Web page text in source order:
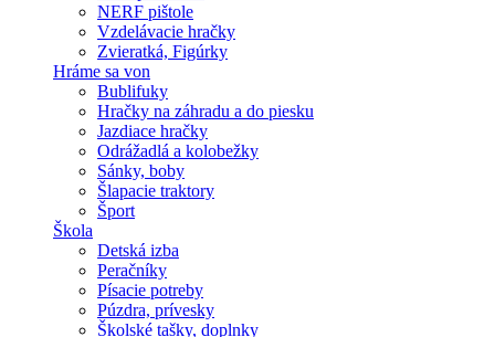
NERF pištole
Vzdelávacie hračky
Zvieratká, Figúrky
Hráme sa von
Bublifuky
Hračky na záhradu a do piesku
Jazdiace hračky
Odrážadlá a kolobežky
Sánky, boby
Šlapacie traktory
Šport
Škola
Detská izba
Peračníky
Písacie potreby
Púzdra, prívesky
Školské tašky, doplnky